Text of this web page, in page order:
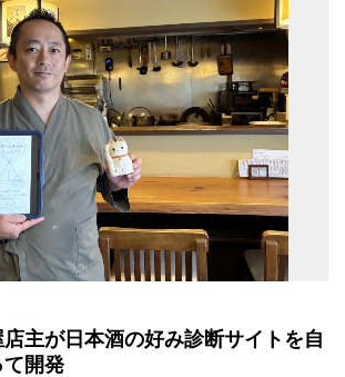
主が日本酒の好み診断サイトを自
開発